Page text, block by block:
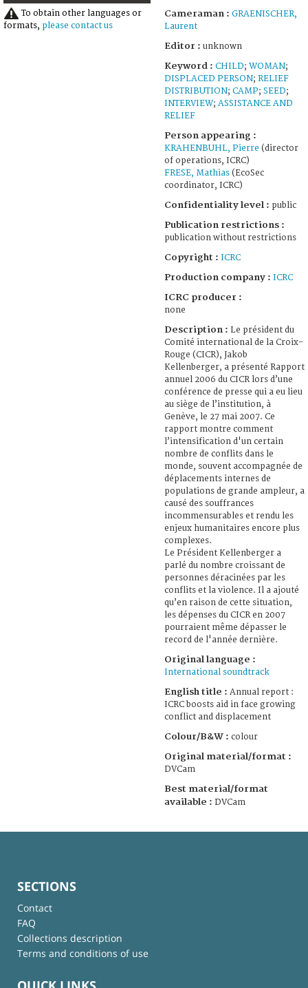
To obtain other languages or
formats, please contact us
Cameraman : GRAENISCHER,
Laurent
Editor : unknown
Keyword : CHILD; WOMAN;
DISPLACED PERSON; RELIEF
DISTRIBUTION; CAMP; SEED;
INTERVIEW; ASSISTANCE AND
RELIEF
Person appearing :
KRAHENBUHL, Pierre (director
of operations, ICRC)
FRESE, Mathias (EcoSec
coordinator, ICRC)
Confidentiality level : public
Publication restrictions :
publication without restrictions
Copyright : ICRC
Production company : ICRC
ICRC producer :
none
Description : Le président du
Comité international de la Croix-
Rouge (CICR), Jakob
Kellenberger, a présenté Rapport
annuel 2006 du CICR lors d’une
conférence de presse qui a eu lieu
au siège de l’institution, à
Genève, le 27 mai 2007. Ce
rapport montre comment
l’intensification d'un certain
nombre de conflits dans le
monde, souvent accompagnée de
déplacements internes de
populations de grande ampleur, a
causé des souffrances
incommensurables et rendu les
enjeux humanitaires encore plus
complexes.
Le Président Kellenberger a
parlé du nombre croissant de
personnes déracinées par les
conflits et la violence. Il a ajouté
qu’en raison de cette situation,
les dépenses du CICR en 2007
pourraient même dépasser le
record de l'année dernière.
Original language :
International soundtrack
English title : Annual report :
ICRC boosts aid in face growing
conflict and displacement
Colour/B&W : colour
Original material/format :
DVCam
Best material/format
available : DVCam
SECTIONS
Contact
FAQ
Collections description
Terms and conditions of use